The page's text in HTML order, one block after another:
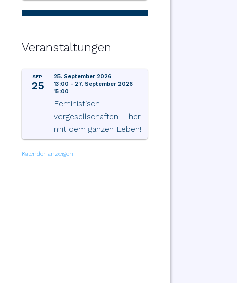
Veranstaltungen
SEP.
25
25. September 2026
13:00 - 27. September 2026
15:00
Feministisch
vergesellschaften – her
mit dem ganzen Leben!
Kalender anzeigen